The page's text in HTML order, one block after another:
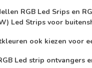
RGB Led Srips en
Led Strips voor
ook kiezen voor
Led strip